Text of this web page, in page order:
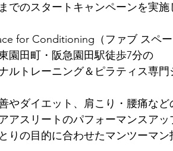
でのスタートキャンペーンを実
for Conditioning（ファブ スペ
園田町・阪急園田駅徒歩7分の
ルトレーニング＆ピラティス専門
やダイエット、肩こり・腰痛な
アスリートのパフォーマンスアッ
りの目的に合わせたマンツーマ